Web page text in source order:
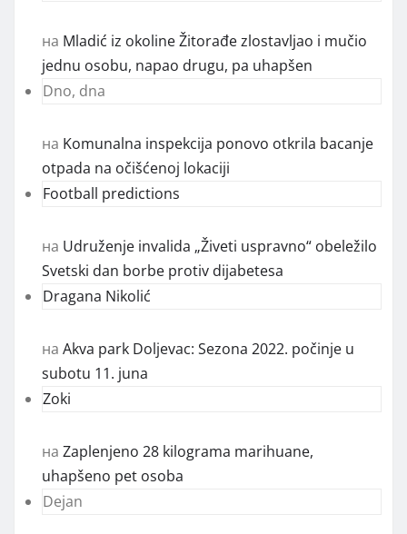
на Mladić iz okoline Žitorađe zlostavljao i mučio
jednu osobu, napao drugu, pa uhapšen
Dno, dna
на Komunalna inspekcija ponovo otkrila bacanje
otpada na očišćenoj lokaciji
Football predictions
на Udruženje invalida „Živeti uspravno“ obeležilo
Svetski dan borbe protiv dijabetesa
Dragana Nikolić
на Akva park Doljevac: Sezona 2022. počinje u
subotu 11. juna
Zoki
на Zaplenjeno 28 kilograma marihuane,
uhapšeno pet osoba
Dejan